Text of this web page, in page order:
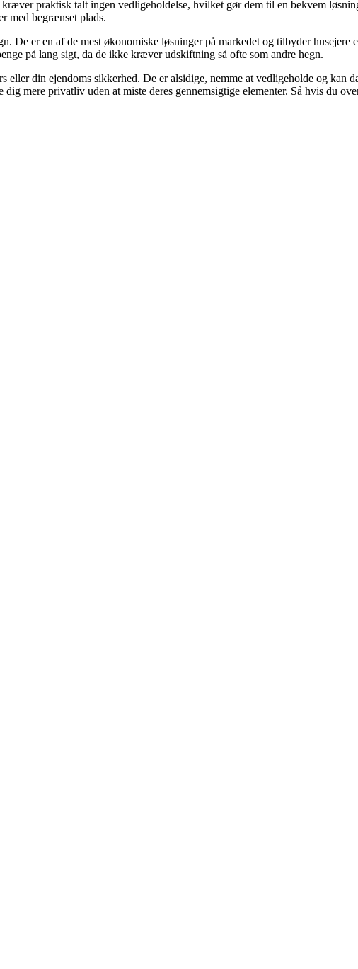
praktisk talt ingen vedligeholdelse, hvilket gør dem til en bekvem
med begrænset plads.
De er en af ​​de mest økonomiske løsninger på markedet og tilbyder husejere
på lang sigt, da de ikke kræver udskiftning så ofte som andre hegn.
din ejendoms sikkerhed. De er alsidige, nemme at vedligeholde og kan
mere privatliv uden at miste deres gennemsigtige elementer. Så hvis du